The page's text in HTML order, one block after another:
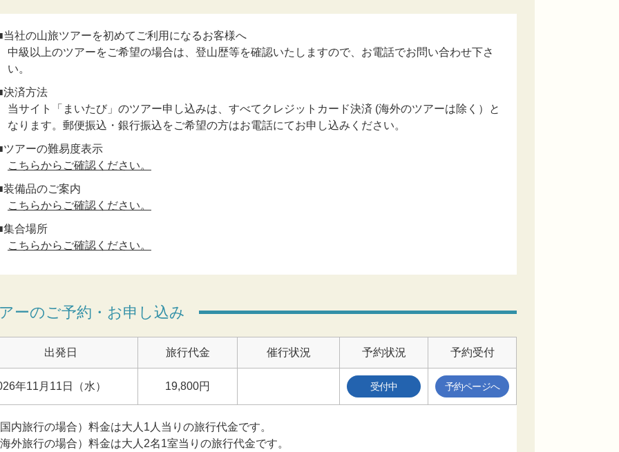
当社の山旅ツアーを初めてご利用になるお客様へ
中級以上のツアーをご希望の場合は、登山歴等を確認いたしますので、お電話でお問い合わせ下さ
い。
決済方法
当サイト「まいたび」のツアー申し込みは、すべてクレジットカード決済 (海外のツアーは除く）と
なります。郵便振込・銀行振込をご希望の方はお電話にてお申し込みください。
ツアーの難易度表示
こちらからご確認ください。
装備品のご案内
こちらからご確認ください。
集合場所
こちらからご確認ください。
ーのご予約・お申し込み
出発日 旅行代金 催行状況 予約状況 予約受付
年11月11日（水） 19,800円 受付中 予約ページへ
内旅行の場合）料金は大人1人当りの旅行代金です。
外旅行の場合）料金は大人2名1室当りの旅行代金です。